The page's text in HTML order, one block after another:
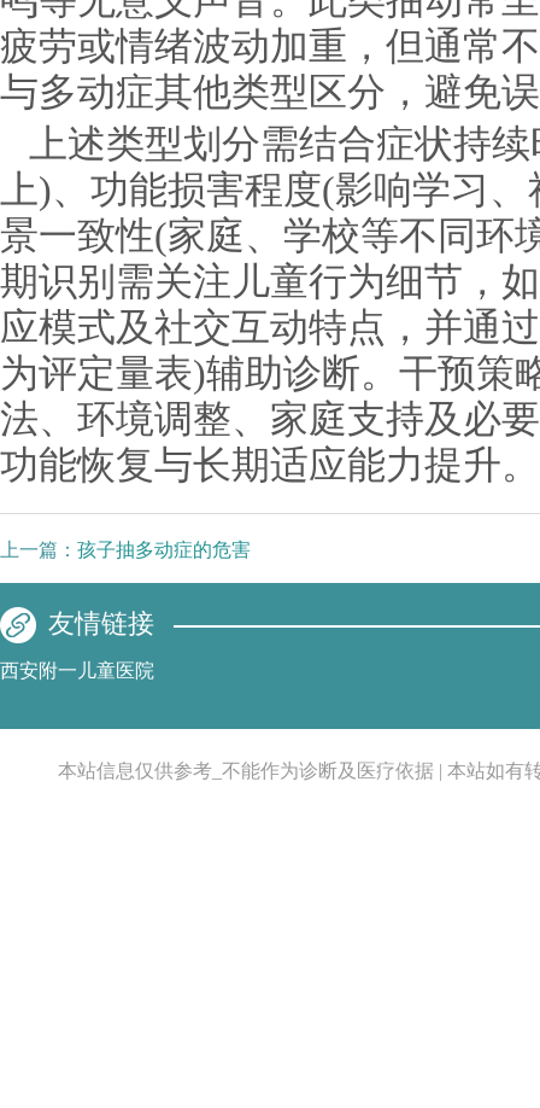
疲劳或情绪波动加重，但通常
与多动症其他类型区分，避免
上述类型划分需结合症状持
上)、功能损害程度(影响学习
景一致性(家庭、学校等不同环
期识别需关注儿童行为细节，
应模式及社交互动特点，并通
为评定量表)辅助诊断。干预策
法、环境调整、家庭支持及必
功能恢复与长期适应能力提升。
上一篇： 孩子抽多动症的危害
友情链接
西安附一儿童医院
本站信息仅供参考_不能作为诊断及医疗依据 | 本站如